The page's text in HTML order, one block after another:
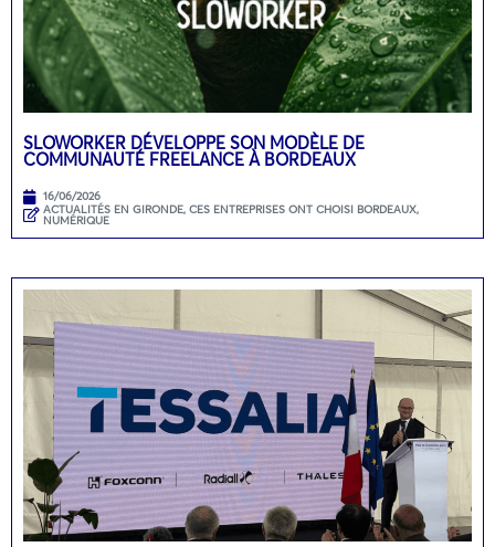
SLOWORKER DÉVELOPPE SON MODÈLE DE
COMMUNAUTÉ FREELANCE À BORDEAUX
16/06/2026
ACTUALITÉS EN GIRONDE, CES ENTREPRISES ONT CHOISI BORDEAUX,
NUMÉRIQUE